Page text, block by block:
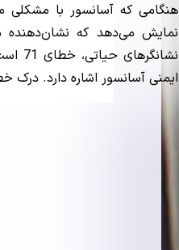
هنگامی که آسانسور با
نمایش می‌دهد که
ایمنی آسانسور اشاره دارد. درک خطای 71